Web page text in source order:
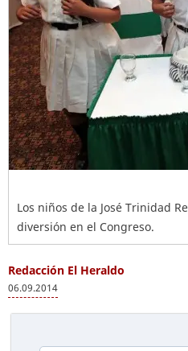
Los niños de la José Trinidad
diversión en el Congreso.
Redacción El Heraldo
06.09.2014